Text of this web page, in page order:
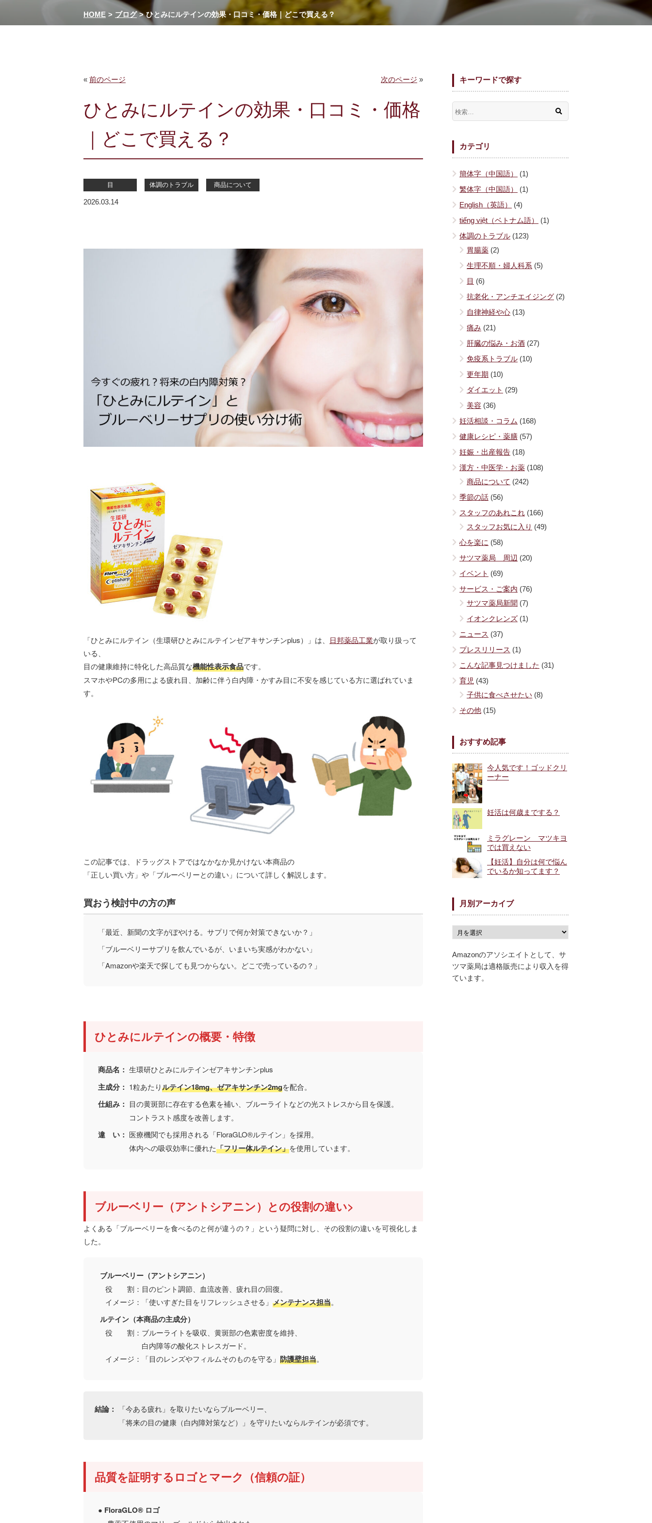
HOME ブログ ひとみにルテインの効果・口コミ・価格｜どこで買える？
« 前のページ 次のページ »
ひとみにルテインの効果・口コミ・価格
｜どこで買える？
目 体調のトラブル 商品について
2026.03.14
「ひとみにルテイン（生環研ひとみにルテインゼアキサンチンplus）」は、 日邦薬品工業が取り扱って
いる、
目の健康維持に特化した高品質な機能性表示食品です。
スマホやPCの多用による疲れ目、加齢に伴う白内障・かすみ目に不安を感じている方に選ばれていま
す。
この記事では、ドラッグストアではなかなか見かけない本商品の
「正しい買い方」や「ブルーベリーとの違い」について詳しく解説します。
買おう検討中の方の声
「最近、新聞の文字がぼやける。サプリで何か対策できないか？」
「ブルーベリーサプリを飲んでいるが、いまいち実感がわかない」
「Amazonや楽天で探しても見つからない。どこで売っているの？」
ひとみにルテインの概要・特徴
商品名： 生環研ひとみにルテインゼアキサンチンplus
主成分： 1粒あたりルテイン18mg、ゼアキサンチン2mgを配合。
仕組み： 目の黄斑部に存在する色素を補い、ブルーライトなどの光ストレスから目を保護。
コントラスト感度を改善します。
違 い： 医療機関でも採用される「FloraGLO®ルテイン」を採用。
体内への吸収効率に優れた「フリー体ルテイン」を使用しています。
ブルーベリー（アントシアニン）との役割の違い>
よくある「ブルーベリーを食べるのと何が違うの？」という疑問に対し、その役割の違いを可視化しま
した。
ブルーベリー（アントシアニン）
役 割：目のピント調節、血流改善、疲れ目の回復。
イメージ：「使いすぎた目をリフレッシュさせる」 メンテナンス担当。
ルテイン（本商品の主成分）
役 割：ブルーライトを吸収、黄斑部の色素密度を維持、
白内障等の酸化ストレスガード。
イメージ：「目のレンズやフィルムそのものを守る」 防護壁担当。
結論：
「今ある疲れ」を取りたいならブルーベリー、
「将来の目の健康（白内障対策など）」を守りたいならルテインが必須です。
品質を証明するロゴとマーク（信頼の証）
● FloraGLO® ロゴ
キーワードで探す
カテゴリ
簡体字（中国語）
(1)
繁体字（中国語）
(1)
English（英語）
(4)
tiếng việt（ベトナム語）
(1)
体調のトラブル (123)
胃腸薬 (2)
生理不順・婦人科系 (5)
目 (6)
抗老化・アンチエイジング (2)
自律神経や心 (13)
痛み (21)
肝臓の悩み・お酒 (27)
免疫系トラブル (10)
更年期 (10)
ダイエット (29)
美容 (36)
妊活相談・コラム (168)
健康レシピ・薬膳 (57)
妊娠・出産報告 (18)
漢方・中医学・お薬 (108)
商品について (242)
季節の話 (56)
スタッフのあれこれ (166)
スタッフお気に入り (49)
心を楽に (58)
サツマ薬局 周辺 (20)
イベント (69)
サービス・ご案内 (76)
サツマ薬局新聞 (7)
イオンクレンズ (1)
ニュース (37)
プレスリリース (1)
こんな記事見つけました (31)
育児 (43)
子供に食べさせたい (8)
その他 (15)
おすすめ記事
今人気です！ゴッドクリ
ーナー
妊活は何歳までする？
ミラグレーン マツキヨ
では買えない
【妊活】自分は何で悩ん
でいるか知ってます？
月別アーカイブ
Amazonのアソシエイトとして、サ
ツマ薬局は適格販売により収入を得
ています。